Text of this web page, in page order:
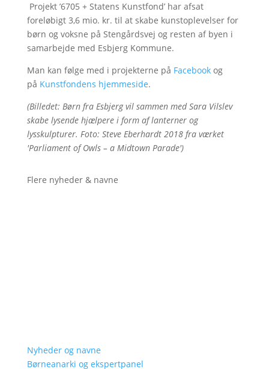
Projekt ’6705 + Statens Kunstfond’ har afsat
foreløbigt 3,6 mio. kr. til at skabe kunstoplevelser for
børn og voksne på Stengårdsvej og resten af byen i
samarbejde med Esbjerg Kommune.
Man kan følge med i projekterne på Facebookog
på Kunstfondens hjemmeside.
(Billedet: Børn fra Esbjerg vil sammen med Sara Vilslev
skabe lysende hjælpere i form af lanterner og
lysskulpturer. Foto: Steve Eberhardt 2018 fra værket
'Parliament of Owls – a Midtown Parade')
Flere nyheder & navne
Nyheder og navne
Børneanarki og ekspertpanel